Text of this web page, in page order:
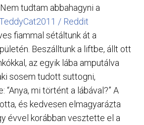
Nem tudtam abbahagyni a
/ Reddit
fiammal sétáltunk át a
Beszálltunk a liftbe, állt ott
az egyik lába amputálva
sosem tudott suttogni,
“Anya, mi történt a lábával?” A
és kedvesen elmagyarázta
évvel korábban vesztette el a